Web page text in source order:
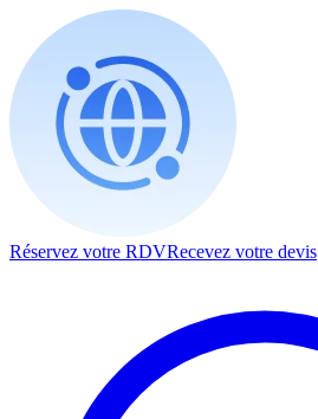
Réservez votre RDVRecevez votre devis